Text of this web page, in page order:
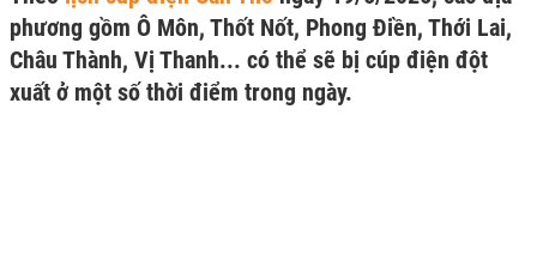
phương gồm Ô Môn, Thốt Nốt, Phong Điền, Thới Lai,
Châu Thành, Vị Thanh... có thể sẽ bị cúp điện đột
xuất ở một số thời điểm trong ngày.